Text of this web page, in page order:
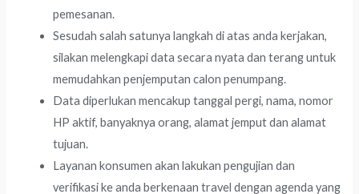
pemesanan.
Sesudah salah satunya langkah di atas anda kerjakan,
silakan melengkapi data secara nyata dan terang untuk
memudahkan penjemputan calon penumpang.
Data diperlukan mencakup tanggal pergi, nama, nomor
HP aktif, banyaknya orang, alamat jemput dan alamat
tujuan.
Layanan konsumen akan lakukan pengujian dan
verifikasi ke anda berkenaan travel dengan agenda yang